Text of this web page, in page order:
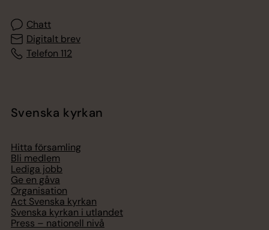
Chatt
Digitalt brev
Telefon 112
Svenska kyrkan
Hitta församling
Bli medlem
Lediga jobb
Ge en gåva
Organisation
Act Svenska kyrkan
Svenska kyrkan i utlandet
Press – nationell nivå